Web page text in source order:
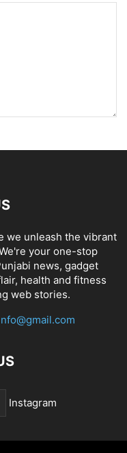
we unleash the vibrant
your one-stop
news, gadget
health and fitness
web stories.
Instagram